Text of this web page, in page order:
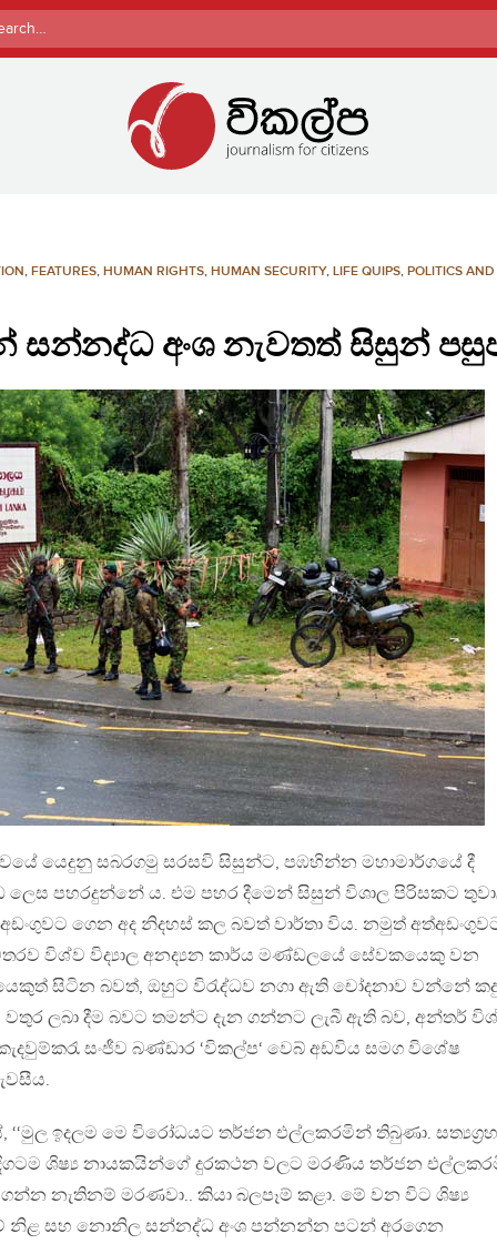
, FEATURES, HUMAN RIGHTS, HUMAN SECURITY, LIFE QUIPS, POLITICS AND
සන්නද්ධ අංශ නැවතත් සිසුන්
යෙදුනු සබරගමු සරසවි සිසුන්ට, පඹහින්න මහාමාර්ගයේ දී
ලෙස පහරදුන්නේ ය. එම පහර දීමෙන් සිසුන් විශාල පිරිසකට
ගෙන අද නිදහස් කල බවත් වාර්තා විය. නමුත්
විශ්ව විද්‍යාල අනද්‍යන කාර්ය මණ්ඩලයේ සේවකයෙකු වන
සිටින බවත්, ඔහුට විරැද්ධව නගා ඇති චෝදනාව වන්නේ
වතුර ලබා දීම බවට තමන්ට දැන ගන්නට ලැබී ඇති බව, අන්තර්
සංජීව බණ්ඩාර ‘විකල්ප‘ වෙබ් අඩවිය සමග විශේෂ
‘‘මුල ඉදලම මෙ විරෝධයට තර්ජන එල්ලකරමින් තිබුණා.
ශිෂ්‍ය නායකයින්ගේ දුරකථන වලට මරණිය තර්ජන
නැතිනම් මරණවා.. කියා බලපෑම් කළා. මේ වන විට ශිෂ්‍ය
සහ නොනිල සන්නද්ධ අංශ පන්නන්න පටන් අරගෙන